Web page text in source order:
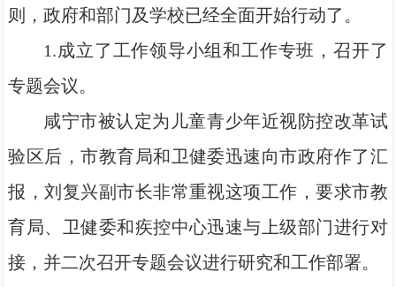
则，政府和部门及学校已经全面开始行动了。
1.成立了工作领导小组和工作专班，召开了
专题会议。
咸宁市被认定为儿童青少年近视防控改革试
验区后，市教育局和卫健委迅速向市政府作了汇
报，刘复兴副市长非常重视这项工作，要求市教
育局、卫健委和疾控中心迅速与上级部门进行对
接，并二次召开专题会议进行研究和工作部署。